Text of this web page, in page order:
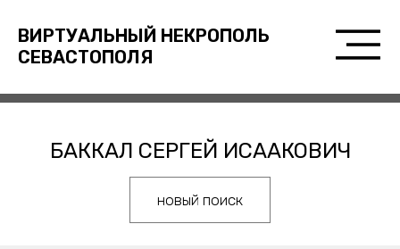
ВИРТУАЛЬНЫЙ НЕКРОПОЛЬ
СЕВАСТОПОЛЯ
БАККАЛ СЕРГЕЙ ИСААКОВИЧ
новый поиск